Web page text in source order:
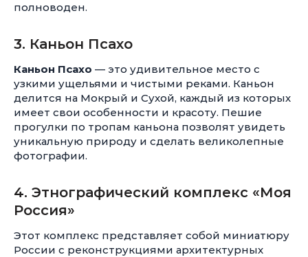
полноводен.
3. Каньон Псахо
Каньон Псахо — это удивительное место с
узкими ущельями и чистыми реками. Каньон
делится на Мокрый и Сухой, каждый из которых
имеет свои особенности и красоту. Пешие
прогулки по тропам каньона позволят увидеть
уникальную природу и сделать великолепные
фотографии.
4. Этнографический комплекс «Моя
Россия»
Этот комплекс представляет собой миниатюру
России с реконструкциями архитектурных